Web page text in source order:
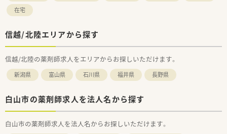
在宅
信越/北陸エリアから探す
信越/北陸の薬剤師求人をエリアからお探しいただけます。
新潟県 富山県 石川県 福井県 長野県
白山市の薬剤師求人を法人名から探す
白山市の薬剤師求人を法人名からお探しいただけます。